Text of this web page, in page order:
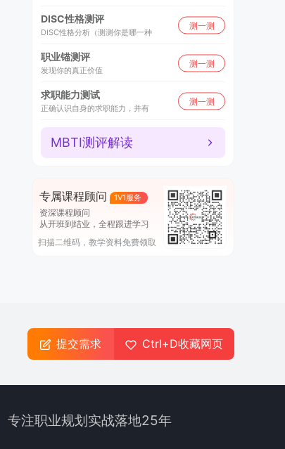
DISC性格测评
DISC性格分析（测测你是哪一种
测一测
职业锚测评
发现你的真正价值
测一测
求职能力测试
正确认识自身的求职能力，并有
测一测
MBTI测评解读
专属课程顾问 1V1服务
资深课程顾问
从开班到结业，全程跟进学习
扫描二维码，教学资料免费领取
提交需求 Ctrl+D收藏网页
专注职业规划实战落地25年